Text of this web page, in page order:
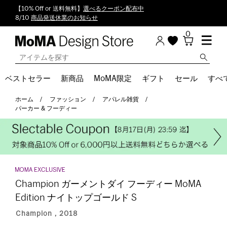
【10% Off or 送料無料】 選べるクーポン配布中
8/10 商品発送休業のお知らせ
0
ベストセラー 新商品 MoMA限定 ギフト セール すべ
ホーム ファッション
アパレル雑貨
パーカー & フーディー
Champion ガーメントダイ フーディー MoMA
Edition ナイトップゴールド S
Champion，2018